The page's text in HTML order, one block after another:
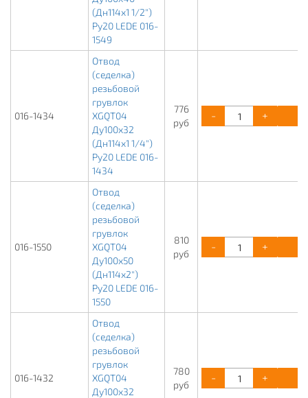
(Дн114х1 1/2")
Ру20 LEDE 016-
1549
016-1434
Отвод
(седелка)
резьбовой
грувлок
XGQT04
Ду100х32
(Дн114х1 1/4")
Ру20 LEDE 016-
1434
776
руб
- +
016-1550
Отвод
(седелка)
резьбовой
грувлок
XGQT04
Ду100х50
(Дн114х2")
Ру20 LEDE 016-
1550
810
руб
- +
016-1432
Отвод
(седелка)
резьбовой
грувлок
XGQT04
Ду100х32
780
руб
- +